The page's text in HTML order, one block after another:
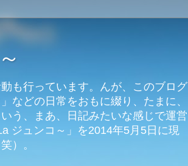
も行っています。んが、このブログ
などの日常をおもに綴り、たまに、
う、まあ、日記みたいな感じで運営
ジュンコ～」を2014年5月5日に現
）。